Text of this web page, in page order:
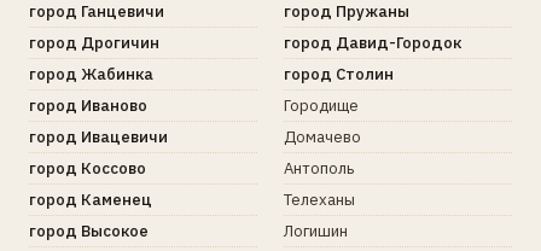
город Ганцевичи
город Дрогичин
город Жабинка
город Иваново
город Ивацевичи
город Коссово
город Каменец
город Высокое
город Пружаны
город Давид-Городок
город Столин
Городище
Домачево
Антополь
Телеханы
Логишин